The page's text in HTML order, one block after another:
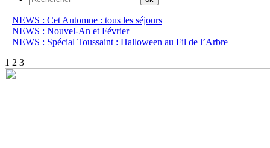
NEWS : Cet Automne : tous les séjours
NEWS : Nouvel-An et Février
NEWS : Spécial Toussaint : Halloween au Fil de l’Arbre
1 2 3